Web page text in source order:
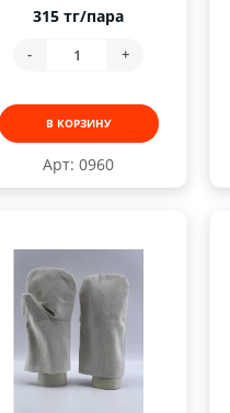
Арт: 0960
315 тг/пара
- +
В КОРЗИНУ